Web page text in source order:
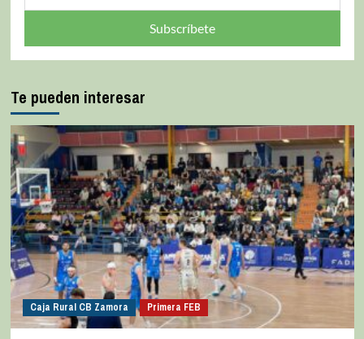
Subscríbete
Te pueden interesar
Caja Rural CB Zamora Primera FEB